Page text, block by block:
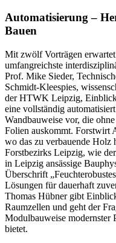
Automatisierung –
Bauen
Mit zwölf Vorträgen
umfangreichste
Prof. Mike Sieder,
Schmidt-Kleespies,
der HTWK Leipzig,
eine vollständig
Wandbauweise vor, die
Folien auskommt. Forstwirt
wo das zu verbauende Holz
Forstbezirks Leipzig, wie
in Leipzig ansässige
Überschrift
Lösungen für dauerhaft
Thomas Hübner gibt
Raumzellen und geht der
Modulbauweise modernster
bietet.